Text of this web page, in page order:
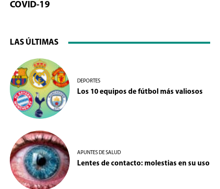
COVID-19
LAS ÚLTIMAS
DEPORTES
Los 10 equipos de fútbol más valiosos
APUNTES DE SALUD
Lentes de contacto: molestias en su uso